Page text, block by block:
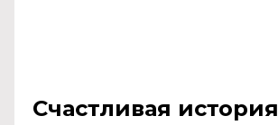
Счастливая история